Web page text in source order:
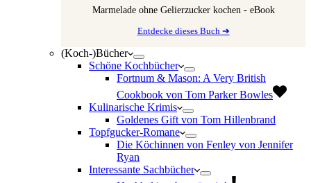
Marmelade ohne Gelierzucker kochen - eBook
Entdecke dieses Buch ➔
(Koch-)Bücher
Schöne Kochbücher
Fortnum & Mason: A Very British
Cookbook von Tom Parker Bowles
Kulinarische Krimis
Goldenes Gift von Tom Hillenbrand
Topfgucker-Romane
Die Köchinnen von Fenley von Jennifer
Ryan
Interessante Sachbücher